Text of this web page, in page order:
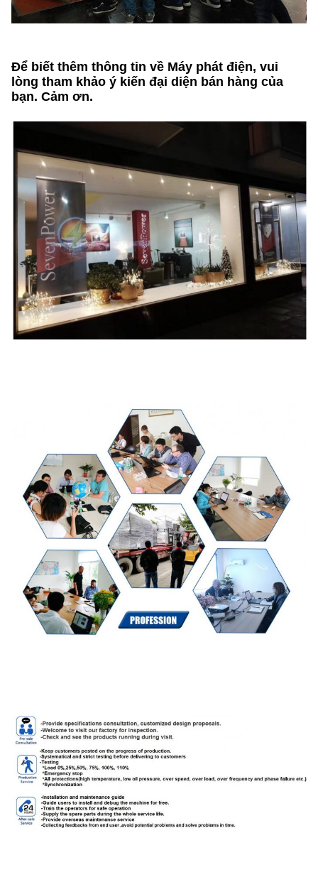
Để biết thêm thông tin về Máy phát điện, vui
lòng tham khảo ý kiến đại diện bán hàng của
bạn. Cảm ơn.